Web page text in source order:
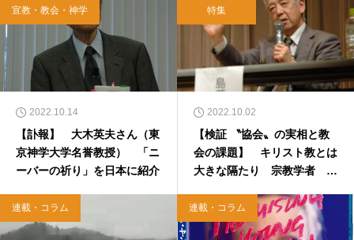
宣教・教会・神学
2022.10.14
【訃報】 大木英夫さん（東
京神学大学名誉教授） 「ニ
ーバーの祈り」を日本に紹介
特集
2022.10.02
【検証 〝協会〟の実相と教
会の課題】 キリスト教とは
大きな隔たり 宗教学者 島
連載・コラム 連載・コラム